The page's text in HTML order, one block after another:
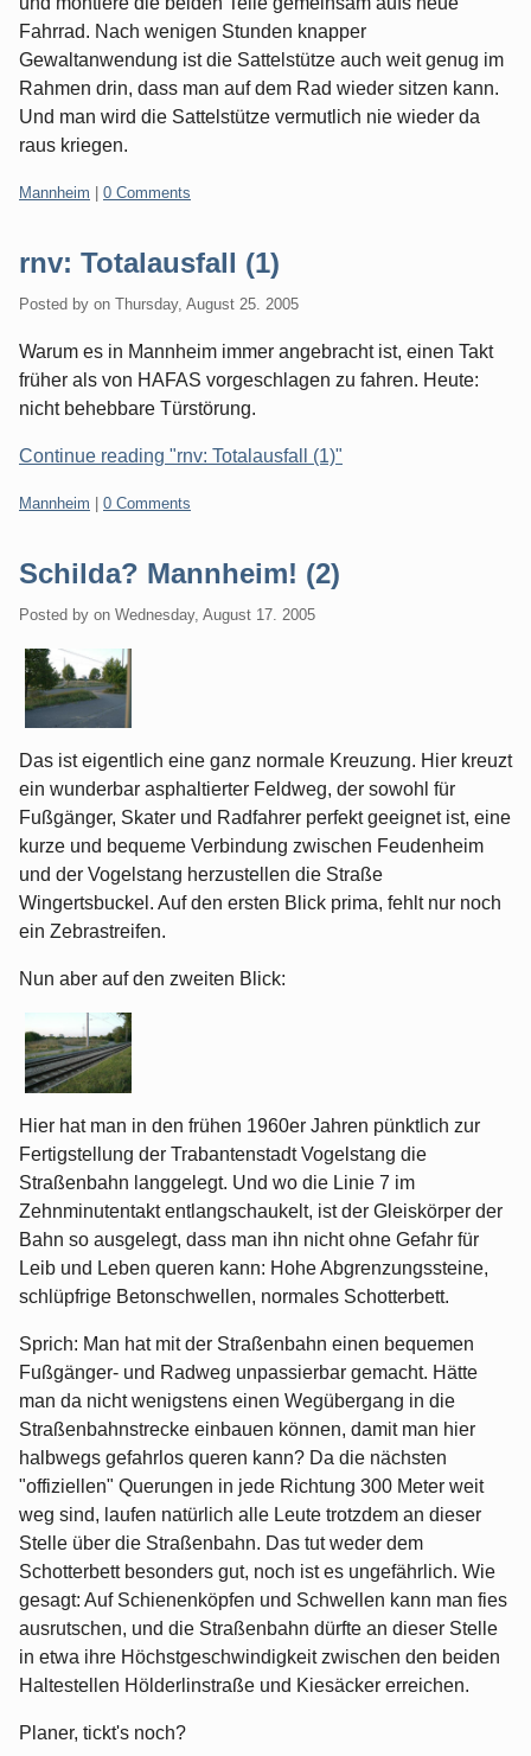
Fahrrad. Nach wenigen Stunden knapper
Gewaltanwendung ist die Sattelstütze auch weit genug im
Rahmen drin, dass man auf dem Rad wieder sitzen kann.
Und man wird die Sattelstütze vermutlich nie wieder da
raus kriegen.
Categories:
Mannheim 0 Comments
rnv: Totalausfall (1)
Posted by on Thursday, August 25. 2005
Warum es in Mannheim immer angebracht ist, einen Takt
früher als von HAFAS vorgeschlagen zu fahren. Heute:
nicht behebbare Türstörung.
Continue reading "rnv: Totalausfall (1)"
Categories:
Mannheim 0 Comments
Schilda? Mannheim! (2)
Posted by on Wednesday, August 17. 2005
Das ist eigentlich eine ganz normale Kreuzung. Hier kreuzt
ein wunderbar asphaltierter Feldweg, der sowohl für
Fußgänger, Skater und Radfahrer perfekt geeignet ist, eine
kurze und bequeme Verbindung zwischen Feudenheim
und der Vogelstang herzustellen die Straße
Wingertsbuckel. Auf den ersten Blick prima, fehlt nur noch
ein Zebrastreifen.
Nun aber auf den zweiten Blick:
Hier hat man in den frühen 1960er Jahren pünktlich zur
Fertigstellung der Trabantenstadt Vogelstang die
Straßenbahn langgelegt. Und wo die Linie 7 im
Zehnminutentakt entlangschaukelt, ist der Gleiskörper der
Bahn so ausgelegt, dass man ihn nicht ohne Gefahr für
Leib und Leben queren kann: Hohe Abgrenzungssteine,
schlüpfrige Betonschwellen, normales Schotterbett.
Sprich: Man hat mit der Straßenbahn einen bequemen
Fußgänger- und Radweg unpassierbar gemacht. Hätte
man da nicht wenigstens einen Wegübergang in die
Straßenbahnstrecke einbauen können, damit man hier
halbwegs gefahrlos queren kann? Da die nächsten
"offiziellen" Querungen in jede Richtung 300 Meter weit
weg sind, laufen natürlich alle Leute trotzdem an dieser
Stelle über die Straßenbahn. Das tut weder dem
Schotterbett besonders gut, noch ist es ungefährlich. Wie
gesagt: Auf Schienenköpfen und Schwellen kann man fies
ausrutschen, und die Straßenbahn dürfte an dieser Stelle
in etwa ihre Höchstgeschwindigkeit zwischen den beiden
Haltestellen Hölderlinstraße und Kiesäcker erreichen.
Planer, tickt's noch?